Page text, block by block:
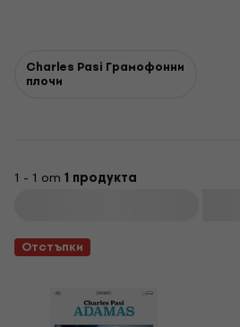
Charles Pasi Грамофонни
плочи
1 - 1 от 1 продукта
Отстъпки